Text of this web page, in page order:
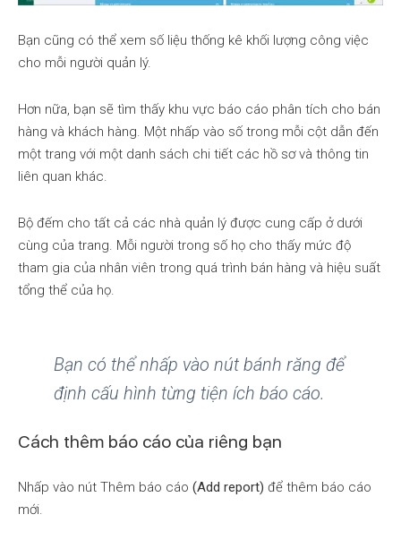
Bạn cũng có thể xem số liệu thống kê khối lượng công việc
cho mỗi người quản lý.
Hơn nữa, bạn sẽ tìm thấy khu vực báo cáo phân tích cho bán
hàng và khách hàng. Một nhấp vào số trong mỗi cột dẫn đến
một trang với một danh sách chi tiết các hồ sơ và thông tin
liên quan khác.
Bộ đếm cho tất cả các nhà quản lý được cung cấp ở dưới
cùng của trang. Mỗi người trong số họ cho thấy mức độ
tham gia của nhân viên trong quá trình bán hàng và hiệu suất
tổng thể của họ.
Bạn có thể nhấp vào nút bánh răng để
định cấu hình từng tiện ích báo cáo.
Cách thêm báo cáo của riêng bạn
Nhấp vào nút Thêm báo cáo (Add report) để thêm báo cáo
mới.